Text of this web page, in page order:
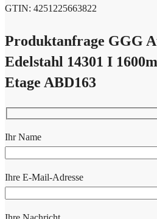
GTIN: 4251225663822
Produktanfrage GGG
Edelstahl 14301 I
Etage ABD163
Ihr Name
Ihre E-Mail-Adresse